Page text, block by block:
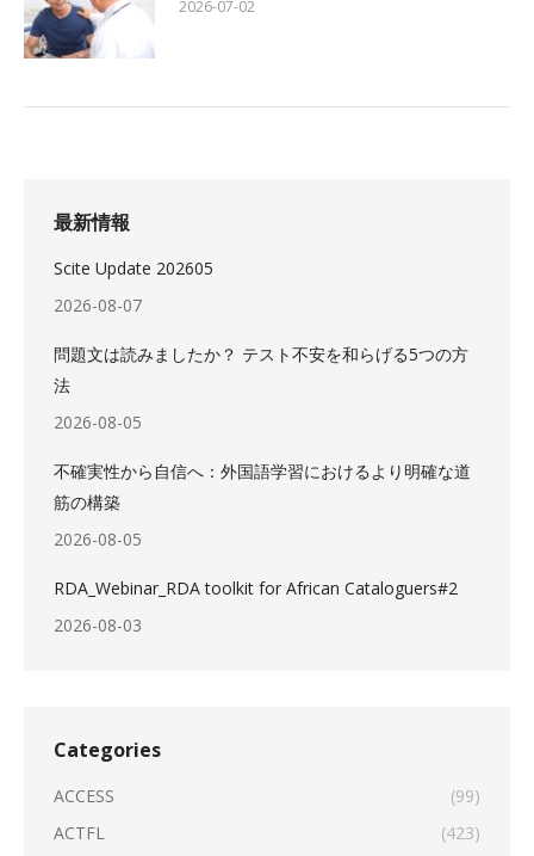
2026-07-02
最新情報
Scite Update 202605
2026-08-07
問題文は読みましたか？ テスト不安を和らげる5つの方
法
2026-08-05
不確実性から自信へ：外国語学習におけるより明確な道
筋の構築
2026-08-05
RDA_Webinar_RDA toolkit for African Cataloguers#2
2026-08-03
Categories
ACCESS
(99)
ACTFL
(423)